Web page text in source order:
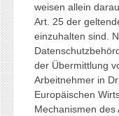
weisen allein
Art. 25 der
einzuhalten sind.
der Übermittlung
Arbeitnehmer in
Europäischen
Mechanismen des